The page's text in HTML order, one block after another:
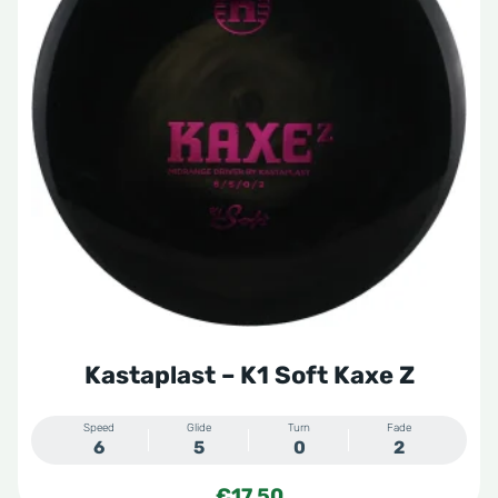
Kastaplast – K1 Soft Kaxe Z
Speed
6
Glide
5
Turn
0
Fade
2
meerdere
variaties.
Deze
optie
kan
gekozen
worden